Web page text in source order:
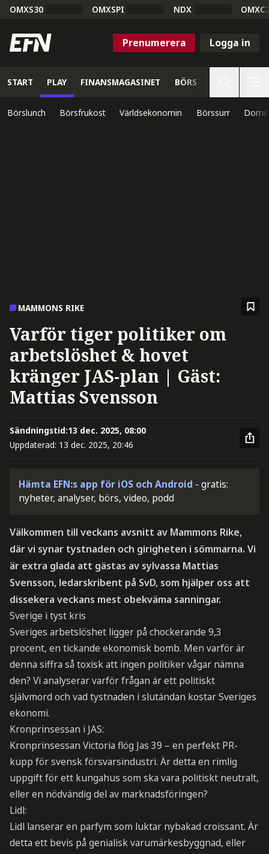
OMXS30 OMXSPI NDX
Prenumerera Logga in
START PLAY FINANSMAGASINET BÖRS
Börslunch Börsfrukost Världsekonomin Börssurr
MAMMONS RIKE
Varför tiger politiker om
arbetslöshet & hovet
kränger JAS-plan | Gäst:
Mattias Svensson
Sändningstid:13 dec. 2025, 08:00
Uppdaterad: 13 dec. 2025, 20:46
Hämta EFN:s app för iOS och Android - gratis:
nyheter, analyser, börs, video, podd
Välkommen till veckans avsnitt av Mammons Rike,
där vi synar tystnaden och girigheten i sömmarna. Vi
är extra glada att gästas av sylvassa Mattias
Svensson, ledarskribent på SvD, som hjälper oss att
dissekera veckans mest obekväma sanningar.
Sverige i tyst kris
Sveriges arbetslöshet ligger på chockerande 9,3
procent, en tickande ekonomisk bomb. Men varför är
denna siffra så toxisk att ingen politiker vågar nämna
den? Vi analyserar varför frågan är ett politiskt
självmord och vad tystnaden i slutändan kostar Sveriges
ekonomi.
Kronprinsessan i JAS:
Kronprinsessan Victoria flög Jas 39 – en perfekt PR-
kupp för svensk försvarsindustri. Är detta en rimlig
uppgift för ett kungahus som ska vara politiskt neutralt,
eller en nödvändig del av marknadsföringen?
Lidl:
Lidl lanserar en parfym som luktar nybakad croissant. Är
detta ett bevis på genialisk varumärkesbyggnad, eller